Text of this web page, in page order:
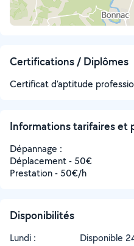
Certifications / Diplômes
Certificat d’aptitude
Informations tarifaires et
Dépannage :
Déplacement - 50€
Prestation - 50€/h
Disponibilités
Lundi :
Disponible